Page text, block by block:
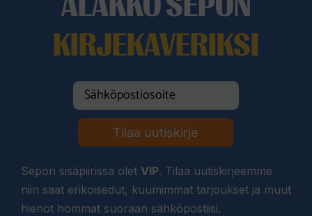
KIRJEKAVERIKSI
Tilaa uutiskirje
Sepon sisäpiirissä olet VIP. Tilaa uutiskirjeemme
niin saat erikoisedut, kuumimmat tarjoukset ja muut
hienot hommat suoraan sähköpostiisi.